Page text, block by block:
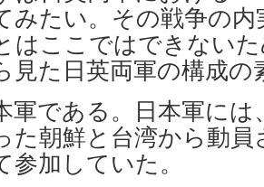
みたい。その戦争の
はここではできない
見た日英両軍の構成の
である。日本軍には
た朝鮮と台湾から動
加していた。